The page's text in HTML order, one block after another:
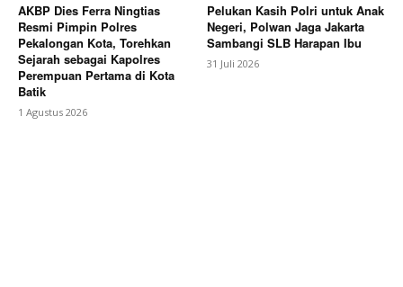
AKBP Dies Ferra Ningtias
Resmi Pimpin Polres
Pekalongan Kota, Torehkan
Sejarah sebagai Kapolres
Perempuan Pertama di Kota
Batik
1 Agustus 2026
Pelukan Kasih Polri untuk Anak
Negeri, Polwan Jaga Jakarta
Sambangi SLB Harapan Ibu
31 Juli 2026